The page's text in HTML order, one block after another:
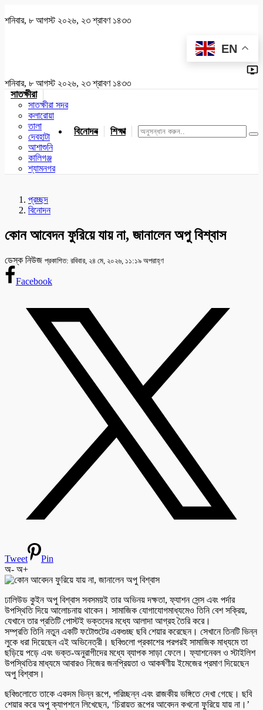
শনিবার, ৮ আগস্ট ২০২৬, ২৩ শ্রাবণ ১৪৩৩
EN
শনিবার, ৮ আগস্ট ২০২৬, ২৩ শ্রাবণ ১৪৩৩
সাতক্ষীরা
সাতক্ষীরা সদর
কলারোয়া
তালা
দেবহাটা
আশাশুনি
কালিগঞ্জ
শ্যামনগর
বিনোদন শিক্ষা খেলাধুলা জাতীয় যশোর
প্রচ্ছদ
বিনোদন
কোন আবেদন ফুরিয়ে যায় না, জানালেন অপু বিশ্বাস
ডেস্ক নিউজ প্রকাশিত: রবিবার, ২৪ মে, ২০২৬, ১১:১৯ অপরাহ্ণ
Facebook
Tweet
Pin
অ- অ+
ঢালিউড কুইন অপু বিশ্বাস সবসময়ই তার অভিনয় দক্ষতা, ফ্যাশন সেন্স এবং পর্দার
উপস্থিতি দিয়ে আলোচনায় থাকেন। সামাজিক যোগাযোগমাধ্যমেও তিনি বেশ সক্রিয়,
যেখানে তার প্রতিটি পোস্টই ভক্তদের মধ্যে আলাদা আগ্রহ তৈরি করে।
সম্প্রতি তিনি নতুন একটি ফটোশুটের একগুচ্ছ ছবি শেয়ার করেছেন। সেখানে তিনটি ভিন্ন
লুকে ধরা দিয়েছেন এই অভিনেত্রী। ছবিগুলো প্রকাশের পরপরই সামাজিক মাধ্যমে তা
ছড়িয়ে পড়ে এবং ভক্ত-অনুরাগীদের মধ্যে ব্যাপক সাড়া ফেলে। ফ্যাশনেবল ও স্টাইলিশ
উপস্থিতির মাধ্যমে আবারও নিজের জনপ্রিয়তা ও আকর্ষণীয় ইমেজের প্রমাণ দিয়েছেন
অপু বিশ্বাস।
ছবিগুলোতে তাকে একদম ভিন্ন রূপে, পরিচ্ছন্ন এবং রাজকীয় ভঙ্গিতে দেখা গেছে। ছবি
শেয়ার করে অপু ক্যাপশনে লিখেছেন, ‘চিরায়ত রূপের আবেদন কখনো ফুরিয়ে যায় না।’